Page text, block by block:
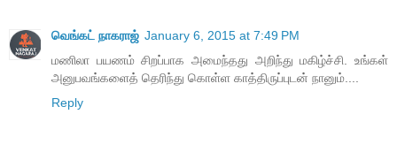
வெங்கட் நாகராஜ் January 6, 2015 at 7:49 PM
மணிலா பயணம் சிறப்பாக அமைந்தது அறிந்து மகிழ்ச்சி. உங்கள்
அனுபவங்களைத் தெரிந்து கொள்ள காத்திருப்புடன் நானும்....
Reply